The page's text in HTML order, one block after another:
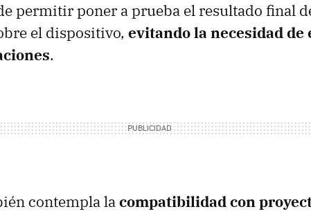
permitir poner a prueba el resultado final
el dispositivo, evitando la necesidad de
.
contempla lacompatibilidad con